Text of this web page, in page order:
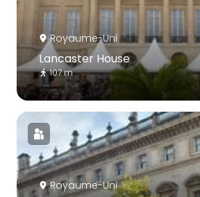
Royaume-Uni
Lancaster House
107 m
Royaume-Uni